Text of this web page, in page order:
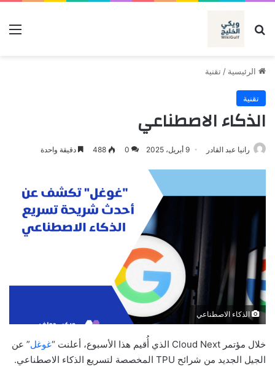
بحث عن
الرئيسية / تقنية
تقنية
الذكاء الاصطناعي
رانيا عبد القادر 9 أبريل، 2025 0
488 دقيقة واحدة
الذكاء الاصطناعي
خلال مؤتمر Cloud Next الذي أُقيم هذا الأسبوع، أعلنت “ غوغل” عن
الجيل الجديد من شرائح TPU المخصصة لتسريع الذكاء الاصطناعي.